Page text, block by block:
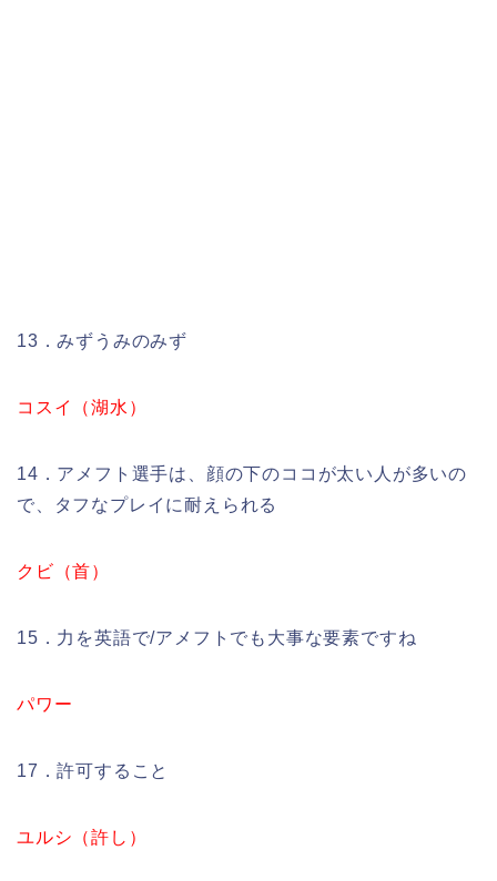
13．みずうみのみず
コスイ（湖水）
14．アメフト選手は、顔の下のココが太い人が多いの
で、タフなプレイに耐えられる
クビ（首）
15．力を英語で/アメフトでも大事な要素ですね
パワー
17．許可すること
ユルシ（許し）